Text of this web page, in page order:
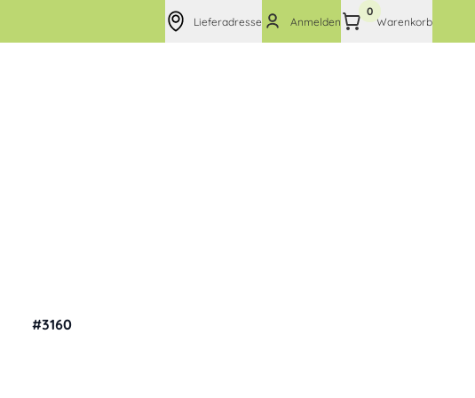
Lieferadresse Anmelden
0
Warenkorb
#3160